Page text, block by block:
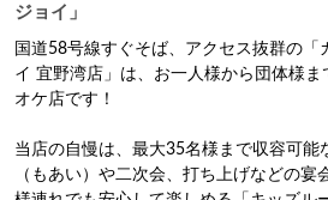
ジョイ」
国道58号線すぐそば、アクセス抜群の「
イ 宜野湾店」は、お一人様から団体様
オケ店です！
当店の自慢は、最大35名様まで収容可能
（もあい）や二次会、打ち上げなどの宴